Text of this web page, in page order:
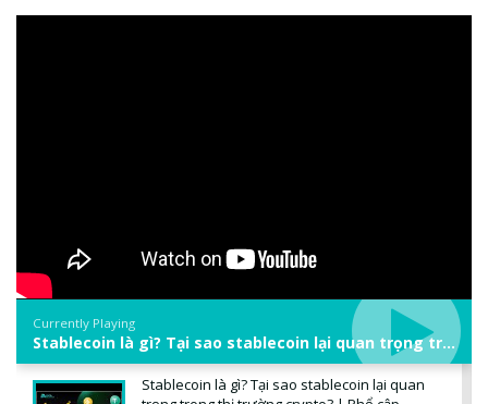
Currently Playing
Stablecoin là gì? Tại sao stablecoin lại quan trọng trong thị trường crypto? | Phổ cập Blockchain
Stablecoin là gì? Tại sao stablecoin lại quan